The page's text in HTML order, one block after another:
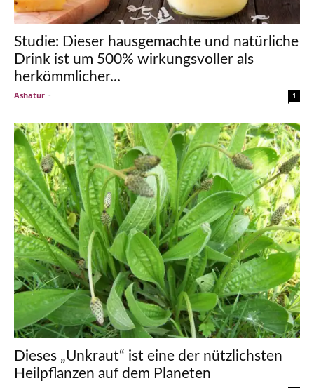
Studie: Dieser hausgemachte und natürliche
Drink ist um 500% wirkungsvoller als
herkömmlicher...
Ashatur - 1
Dieses „Unkraut“ ist eine der nützlichsten
Heilpflanzen auf dem Planeten